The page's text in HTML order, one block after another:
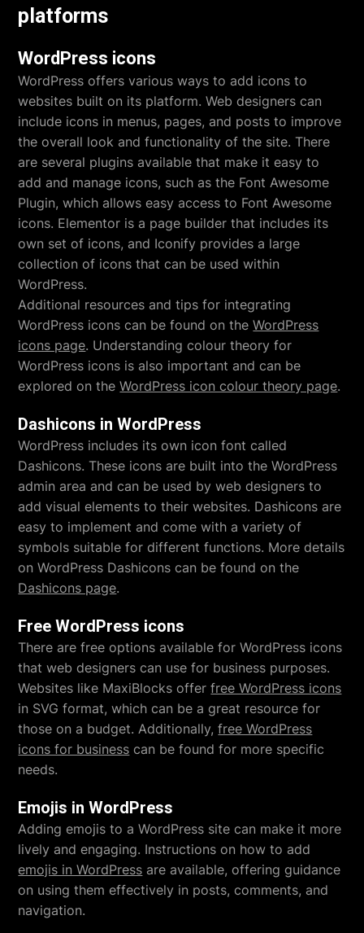
platforms
WordPress icons
WordPress offers various ways to add icons to
websites built on its platform. Web designers can
include icons in menus, pages, and posts to improve
the overall look and functionality of the site. There
are several plugins available that make it easy to
add and manage icons, such as the Font Awesome
Plugin, which allows easy access to Font Awesome
icons. Elementor is a page builder that includes its
own set of icons, and Iconify provides a large
collection of icons that can be used within
WordPress.
Additional resources and tips for integrating
WordPress icons can be found on theWordPress
icons page. Understanding colour theory for
WordPress icons is also important and can be
explored on theWordPress icon colour theory page.
Dashicons in WordPress
WordPress includes its own icon font called
Dashicons. These icons are built into the WordPress
admin area and can be used by web designers to
add visual elements to their websites. Dashicons are
easy to implement and come with a variety of
symbols suitable for different functions. More details
on WordPress Dashicons can be found on the
Dashicons page.
Free WordPress icons
There are free options available for WordPress icons
that web designers can use for business purposes.
Websites like MaxiBlocks offerfree WordPress icons
in SVG format, which can be a great resource for
those on a budget. Additionally,free WordPress
icons for business can be found for more specific
needs.
Emojis in WordPress
Adding emojis to a WordPress site can make it more
lively and engaging. Instructions on how to add
emojis in WordPress are available, offering guidance
on using them effectively in posts, comments, and
navigation.